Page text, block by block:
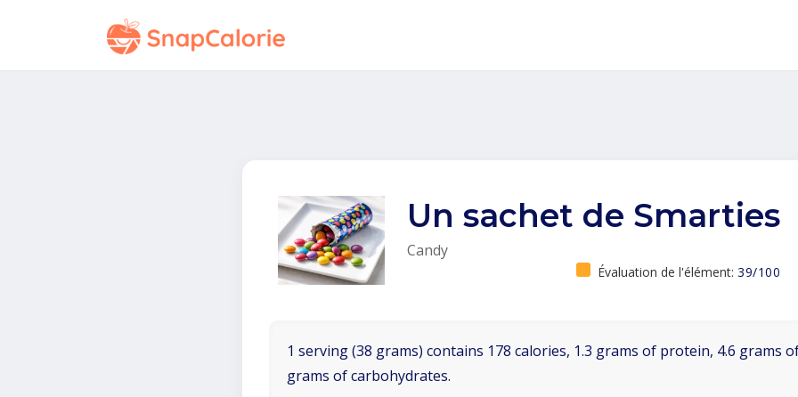
Un sachet de Smarties
Candy
Évaluation de l'élément: 39/100
1 serving (38 grams) contains 178 calories, 1.3 grams of protein, 4.6 grams
grams of carbohydrates.